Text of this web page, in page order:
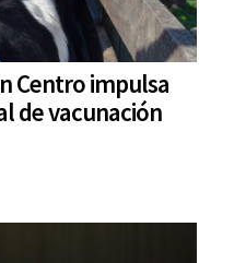
Centro impulsa
de vacunación